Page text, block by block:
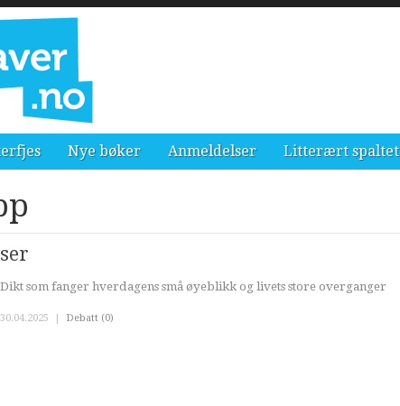
Nye bøker Anmeldelser Litterært spaltet
Dikt som fanger hverdagens små øyeblikk og livets store overganger
30.04.2025 | Debatt (0)